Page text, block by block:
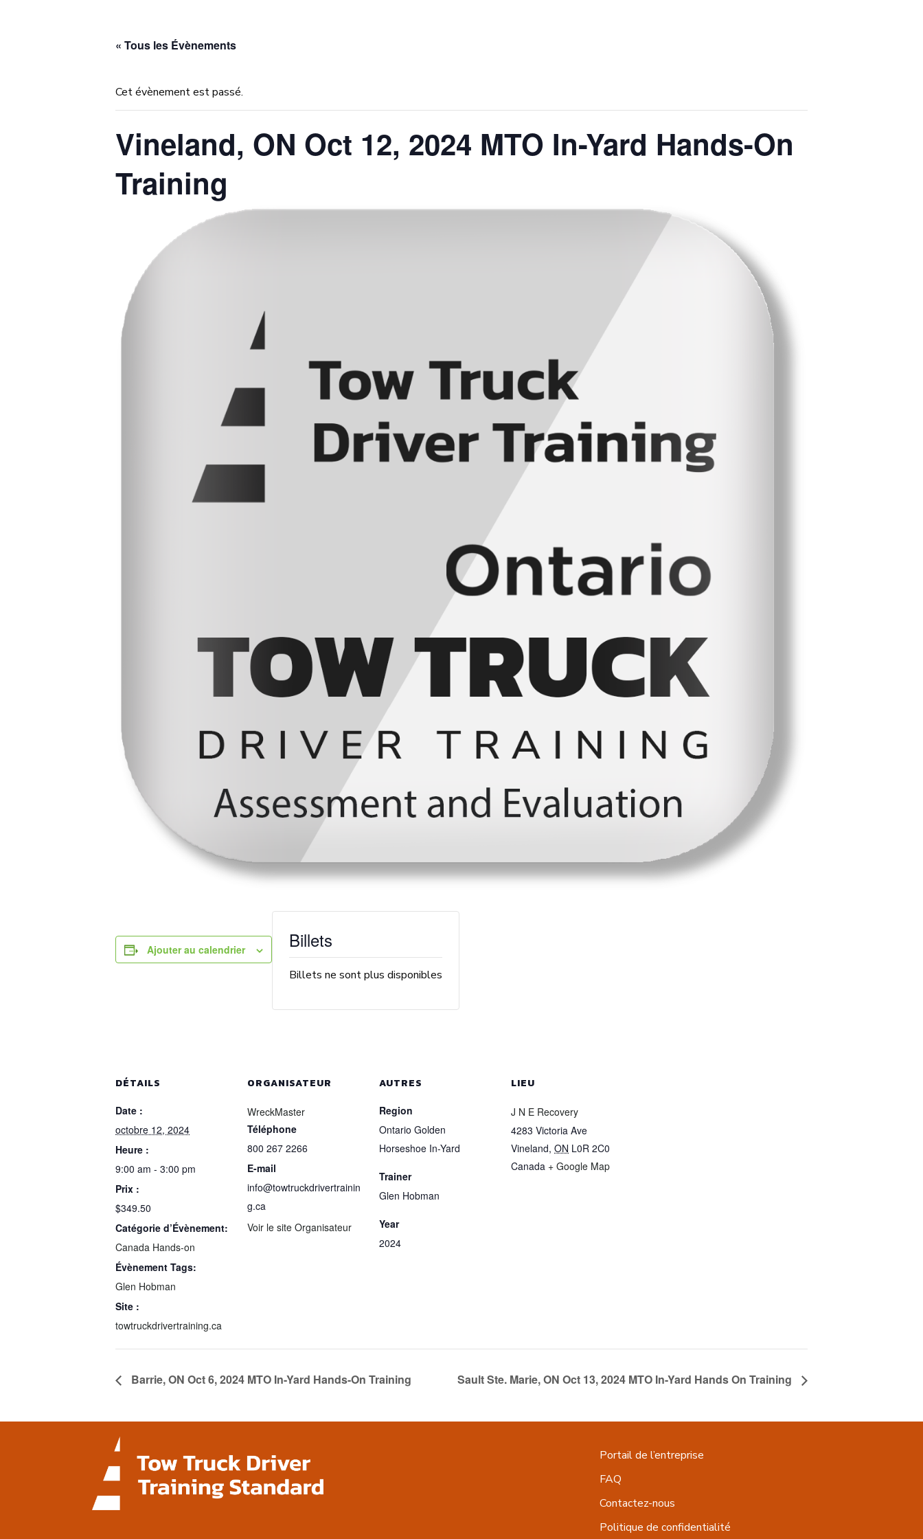
« Tous les Évènements
Cet évènement est passé.
Vineland, ON Oct 12, 2024 MTO In-Yard Hands-On
Training
Ajouter au calendrier
DÉTAILS
Date :
octobre 12, 2024
Heure :
9:00 am - 3:00 pm
Prix :
$349.50
Catégorie d’Évènement:
Canada Hands-on
Évènement Tags:
Glen Hobman
Site :
towtruckdrivertraining.ca
ORGANISATEUR
WreckMaster
Téléphone
800 267 2266
E-mail
info@towtruckdrivertrainin
g.ca
Voir le site Organisateur
AUTRES
Region
Ontario Golden
Horseshoe In-Yard
Trainer
Glen Hobman
Year
2024
LIEU
J N E Recovery
4283 Victoria Ave
Vineland, ON L0R 2C0
Canada + Google Map
Billets
Billets ne sont plus disponibles
Barrie, ON Oct 6, 2024 MTO In-Yard Hands-On Training Sault Ste. Marie, ON Oct 13, 2024 MTO In-Yard Hands On Training
Portail de l’entreprise
FAQ
Contactez-nous
Politique de confidentialité